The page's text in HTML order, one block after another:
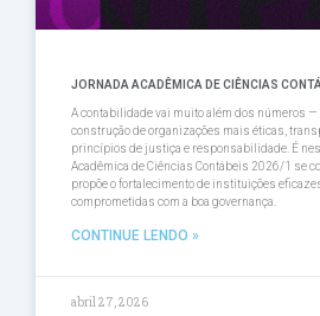
JORNADA ACADÊMICA DE CIÊNCIAS
A contabilidade vai muito além dos números —
construção de organizações mais éticas,
princípios de justiça e responsabilidade. É
Acadêmica de Ciências Contábeis 2026/1 se
propõe o fortalecimento de instituições
comprometidas com a boa governança.
CONTINUE LENDO »
abril 27, 2026